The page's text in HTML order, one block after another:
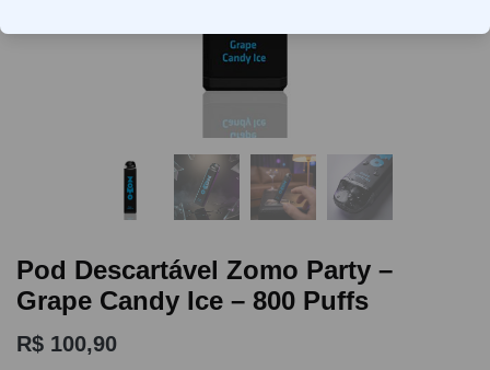
Pod Descartável Zomo Party –
Grape Candy Ice – 800 Puffs
R$ 100,90